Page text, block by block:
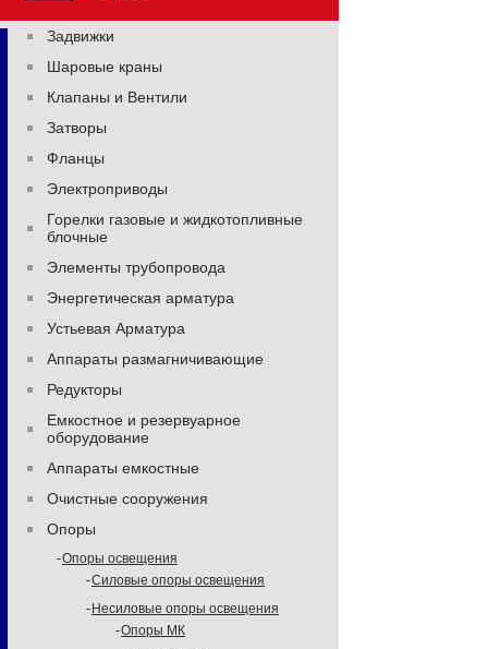
Задвижки
Шаровые краны
Клапаны и Вентили
Затворы
Фланцы
Электроприводы
Горелки газовые и жидкотопливные
блочные
Элементы трубопровода
Энергетическая арматура
Устьевая Арматура
Аппараты размагничивающие
Редукторы
Емкостное и резервуарное
оборудование
Аппараты емкостные
Очистные сооружения
Опоры
Опоры освещения
Силовые опоры освещения
Несиловые опоры освещения
Опоры МК